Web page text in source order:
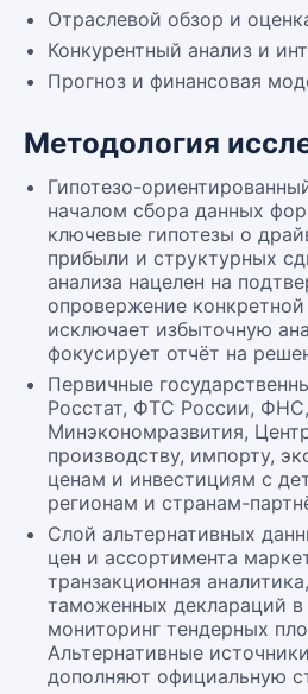
Отраслевой обзор и
Конкурентный анализ и
Прогноз и финансовая
Методология
Гипотезо-
началом сбора данных
ключевые гипотезы о
прибыли и структурных
анализа нацелен на
опровержение
исключает избыточную
фокусирует отчёт на
Первичные
Росстат, ФТС России,
Минэкономразвития,
производству, импорту,
ценам и инвестициям с
регионам и странам-
Слой альтернативных
цен и ассортимента
транзакционная
таможенных деклараций
мониторинг тендерных
Альтернативные
дополняют официальную